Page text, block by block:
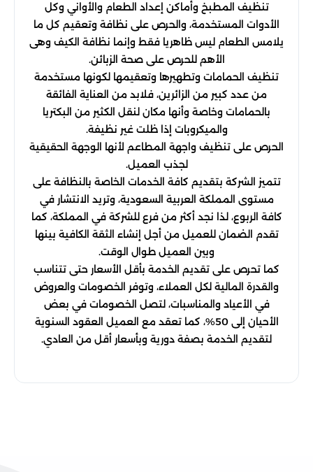
تنظيف المطبخ وأماكن إعداد الطعام والأواني وكل
الأدوات المستخدمة، والحرص على نظافة وتعقيم كل ما
يلامس الطعام ليس ظاهريا فقط وإنما نظافة الكيف وهى
الأهم للحرص على صحة الزبائن.
تنظيف الحمامات وتطهيرها وتعقيمها لكونها مستخدمة
من عدد كبير من الزائرين، فلابد من العناية الفائقة
بالحمامات وخاصة وأنها مكان لنقل الكثير من البكتريا
والميكروبات إذا ظلت غير نظيفة.
الحرص على تنظيف واجهة المطاعم لأنها الوجهة الحقيقية
لجذب العميل.
تتميز الشركة بتقديم كافة الخدمات الخاصة بالنظافة على
مستوى المملكة العربية السعودية، وتريد الانتشار في
كافة الربوع، لذا نجد أكثر من فرع للشركة في المملكة، كما
تقدم الضمان للعميل من أجل إنشاء الثقة الكافية بينها
وبين العميل طوال الوقت.
كما تحرص على تقديم الخدمة بأقل الأسعار حتى تتناسب
والقدرة المالية لكل العملاء، وتوفر الخصومات والعروض
في الأعياد والمناسبات، لتصل الخصومات في بعض
الأحيان إلى 50%، كما تعقد مع العميل العقود السنوية
لتقديم الخدمة بصفة دورية وبأسعار أقل من العادي.